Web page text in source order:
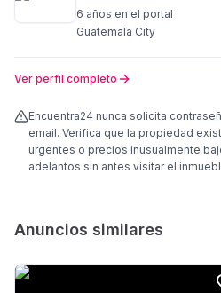
6 años en el portal
Guatemala City
Ver perfil completo
Encuentra24 nunca solicita
email. Verifica que la propiedad
urgentes o precios inusualmente
adelantos sin antes visitar el
Anuncios similares